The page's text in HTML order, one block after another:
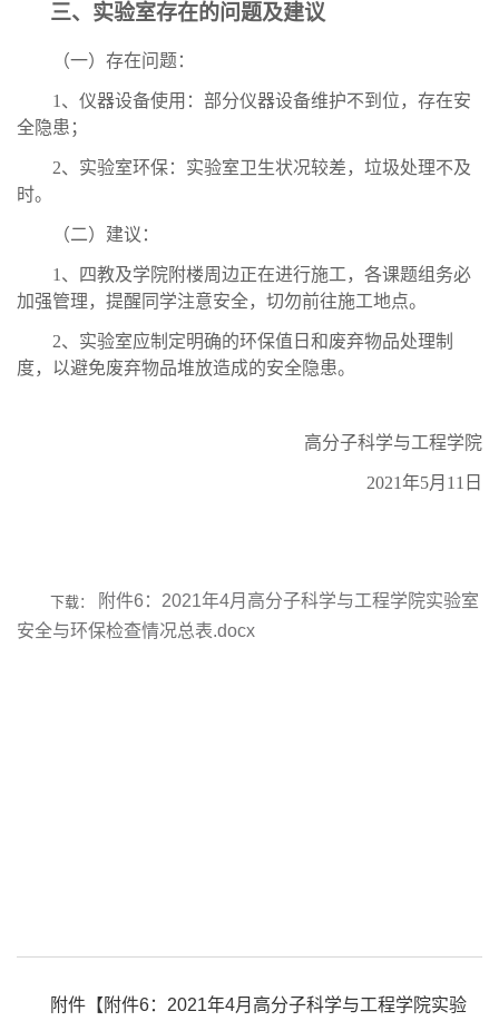
三、实验室存在的问题及建议
（一）存在问题：
1 、仪器设备使用：部分仪器设备维护不到位，存在安
全隐患；
2、实验室环保：实验室卫生状况较差，垃圾处理不及
时。
（二）建议：
1 、四教及学院附楼周边正在进行施工，各课题组务必
加强管理，提醒同学注意安全，切勿前往施工地点。
2、实验室应制定明确的环保值日和废弃物品处理制
度，以避免废弃物品堆放造成的安全隐患。
高分子科学与工程学院
2021年5月 11 日
下载：
附件6：2021年4月高分子科学与工程学院实验室
安全与环保检查情况总表.docx
附件【 附件6：2021年4月高分子科学与工程学院实验